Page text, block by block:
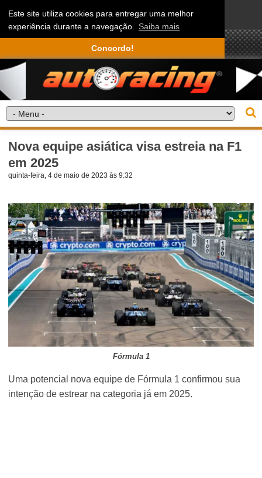
Este site utiliza cookies para entregar uma melhor
experiência durante a navegação. Saiba mais
Concordo!
Nova equipe asiática visa estreia na F1
em 2025
quinta-feira, 4 de maio de 2023 às 9:32
Fórmula 1
Uma potencial nova equipe de Fórmula 1 confirmou sua
intenção de estrear na categoria já em 2025.